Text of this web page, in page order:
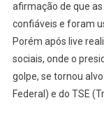
afirmação de que
confiáveis e foram
Porém após live
sociais, onde o
golpe, se tornou
Federal) e do TSE